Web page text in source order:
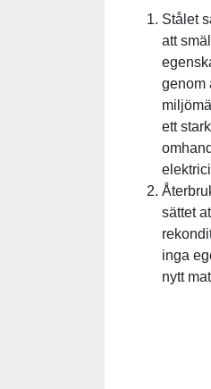
Stålet
att
genom
ett
sättet
inga
nytt